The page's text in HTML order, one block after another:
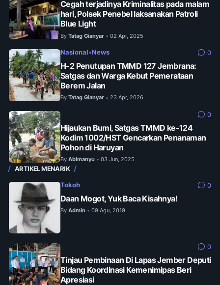
Cegah terjadinya Kriminalitas pada malam
hari, Polsek Penebel laksanakan Patroli
Blue Light
By Tatag Gianyar • 02 Apr, 2025
Nasional•News 0
H-2 Penutupan TMMD 127 Jembrana:
Satgas dan Warga Kebut Pemerataan
Berem Jalan
By Tatag Gianyar • 23 Apr, 2026
0
Hijaukan Bumi, Satgas TMMD ke-124
Kodim 1002/HST Gencarkan Penanaman
Pohon di Haruyan
By Abimanyu • 03 Jun, 2025
ARTIKEL MENARIK
Tokoh 0
Daan Mogot, Yuk Baca Kisahnya!
By Admin • 09 Agu, 2019
0
Tinjau Pembinaan Di Lapas Jember Deputi
Bidang Koordinasi Kemenimipas Beri
Apresiasi